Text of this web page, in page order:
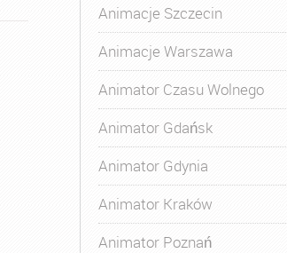
Animacje Szczecin
Animacje Warszawa
Animator Czasu Wolnego
Animator Gdańsk
Animator Gdynia
Animator Kraków
Animator Poznań